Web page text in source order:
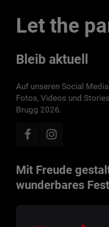
Let the
Bleib aktuell
Auf unseren Social
Fotos, Videos und
Brugg 2026.
Mit Freude
wunderbares